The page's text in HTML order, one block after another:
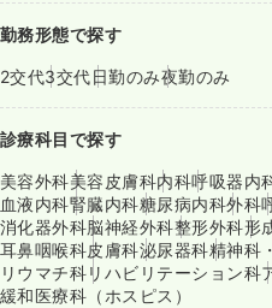
勤務形態で探す
2交代3交代日勤のみ夜勤のみ
診療科目で探す
美容外科美容皮膚科内科呼吸器内
血液内科腎臓内科糖尿病内科外科
消化器外科脳神経外科整形外科形
耳鼻咽喉科皮膚科泌尿器科精神科
リウマチ科リハビリテーション科
緩和医療科（ホスピス）